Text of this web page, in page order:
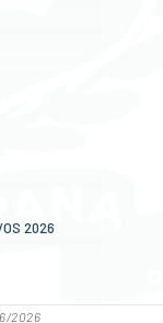
2026
2026